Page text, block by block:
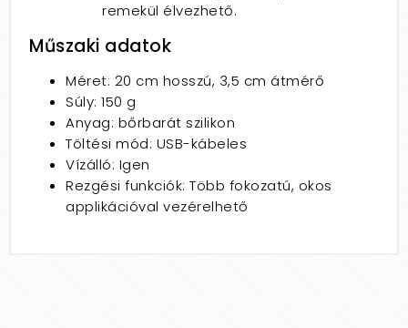
remekül élvezhető.
Műszaki adatok
Méret: 20 cm hosszú, 3,5 cm átmérő
Súly: 150 g
Anyag: bőrbarát szilikon
Töltési mód: USB-kábeles
Vízálló: Igen
Rezgési funkciók: Több fokozatú, okos
applikációval vezérelhető